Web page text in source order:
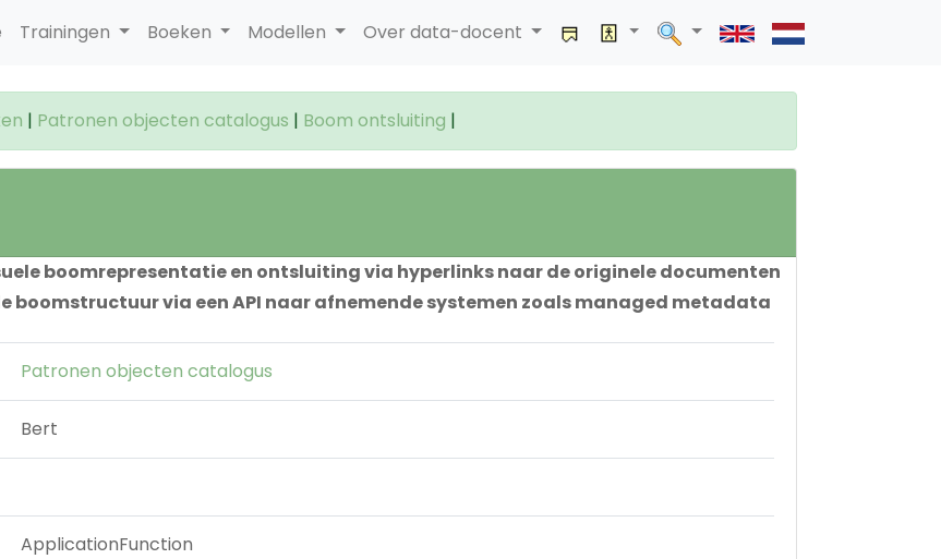
Trainingen Boeken Modellen Over data-docent
| Patronen objecten catalogus | Boom ontsluiting |
boomrepresentatie en ontsluiting via hyperlinks naar de originele documenten
boomstructuur via een API naar afnemende systemen zoals managed metadata
Patronen objecten catalogus
Bert
ApplicationFunction